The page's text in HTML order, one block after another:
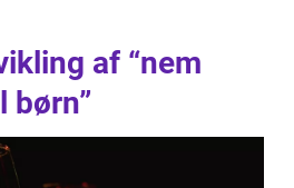
af “nem
børn”